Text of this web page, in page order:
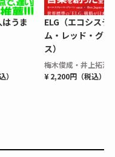
うま
）
ELG（エコシステ
ム・レッド・グロ
ス）
梅木俊成・井上拓海
¥ 2,200円（税込）